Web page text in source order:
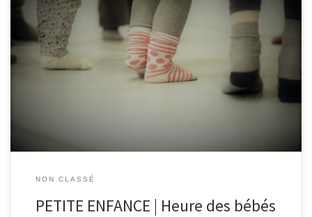
Heure des bébés à Ovifat | Salle Barassociés, samedi 4 avril, à
10h30 La danseuse, Mélody Willame du Zététique Théâtre,
propose aux tout-petits, avec la complicité d’un parent, de
s’éveiller au mouvement sous forme ludique, . Elle emmène les
duos dans un univers fait de musique, de douceur et […]
NON CLASSÉ
PETITE ENFANCE | Heure des bébés